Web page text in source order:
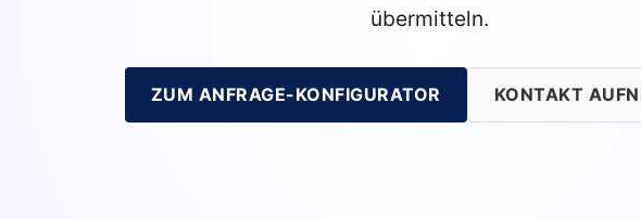
übermitteln.
ZUM ANFRAGE-KONFIGURATOR KONTAKT